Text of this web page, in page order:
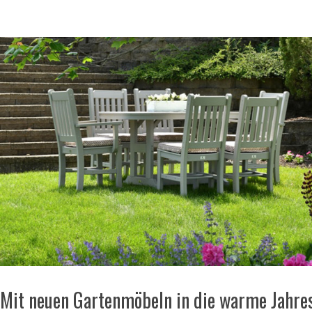
Mit neuen Gartenmöbeln in die warme